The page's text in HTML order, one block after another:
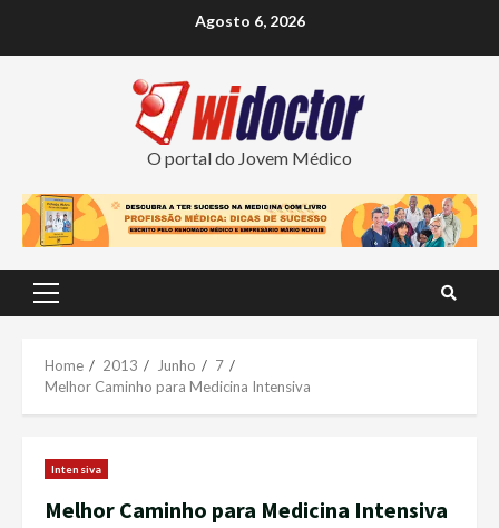
Agosto 6, 2026
O portal do Jovem Médico
Primary
Home 2013 Junho
7
Melhor Caminho para Medicina Intensiva
Intensiva
Melhor Caminho para Medicina Intensiva